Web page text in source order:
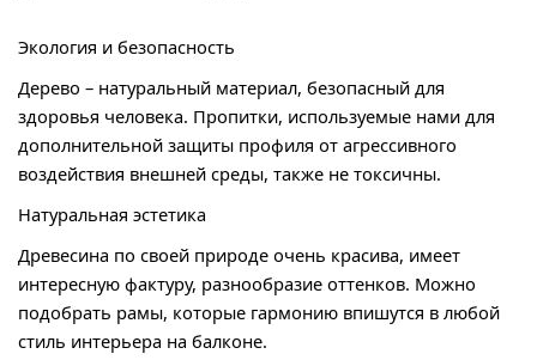
Экология и безопасность
Дерево – натуральный материал, безопасный для
здоровья человека. Пропитки, используемые нами для
дополнительной защиты профиля от агрессивного
воздействия внешней среды, также не токсичны.
Натуральная эстетика
Древесина по своей природе очень красива, имеет
интересную фактуру, разнообразие оттенков. Можно
подобрать рамы, которые гармонию впишутся в любой
стиль интерьера на балконе.